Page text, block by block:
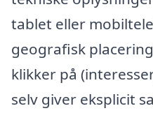
tablet eller
geografisk
klikker på
selv giver eksplicit